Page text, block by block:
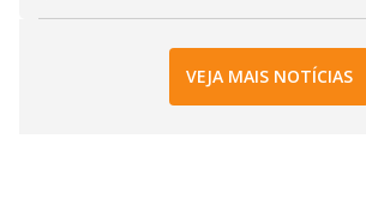
VEJA MAIS NOTÍCIAS